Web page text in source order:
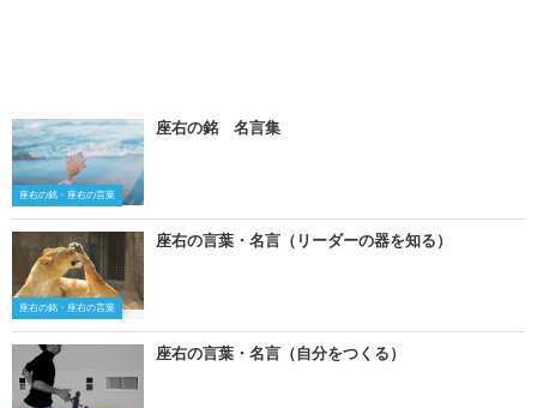
座右の銘・座右の言葉
座右の銘 名言集
座右の銘・座右の言葉
座右の言葉・名言（リーダーの器を知る）
座右の言葉・名言（自分をつくる）